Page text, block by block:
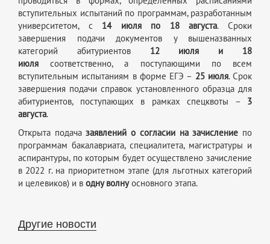
вступительных испытаний по программам, разработанным
университетом, с 14 июля по 18 августа. Сроки
завершения подачи документов у вышеназванных
категорий абитуриентов 12 июля и 18
июля соответственно, а поступающими по всем
вступительным испытаниям в форме ЕГЭ – 25 июля. Срок
завершения подачи справок установленного образца для
абитуриентов, поступающих в рамках спецквоты – 3
августа.
Открыта подачазаявлений о согласии на зачисление по
программам бакалавриата, специалитета, магистратуры и
аспирантуры, по которым будет осуществлено зачисление
в 2022 г. на приоритетном этапе (для льготных категорий
и целевиков) и в одну волнуосновного этапа.
Другие новости